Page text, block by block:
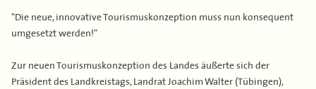
"Die neue, innovative Tourismuskonzeption muss nun konsequent
umgesetzt werden!"
Zur neuen Tourismuskonzeption des Landes äußerte sich der
Präsident des Landkreistags, Landrat Joachim Walter (Tübingen),